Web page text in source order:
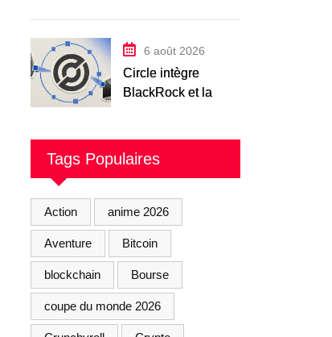
immobilier en 2026
6 août 2026
Circle intègre
BlackRock et la
lancement le 16
Tags Populaires
Action anime 2026
Aventure Bitcoin
blockchain Bourse
coupe du monde 2026